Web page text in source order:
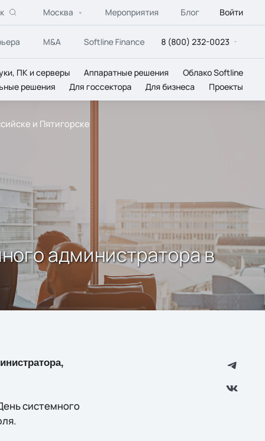
Москва Мероприятия Блог Войти
M&A Softline Finance 8 (800) 232-0023
ПК и серверы Аппаратные решения
Облако Softline
решения Для госсектора Для бизнеса Проекты
и Пятигорске
администратора в
системного